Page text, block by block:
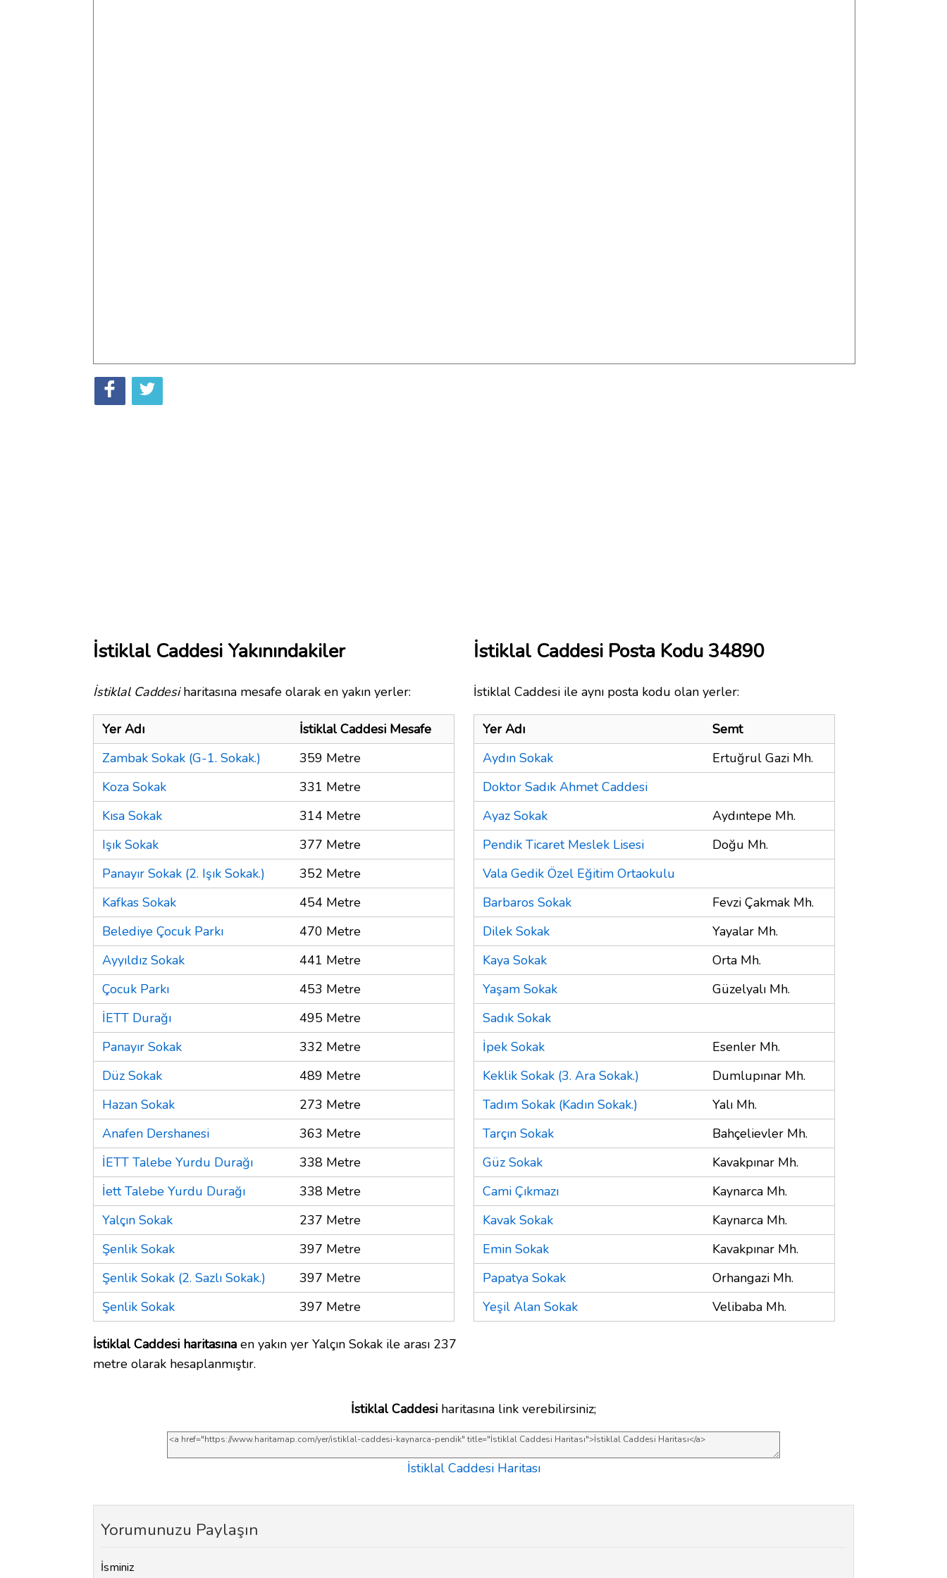
İstiklal Caddesi Yakınındakiler
İstiklal Caddesiharitasına mesafe olarak en yakın yerler:
Yer Adı
İstiklal Caddesi Mesafe
Zambak Sokak (G-1. Sokak.)
359 Metre
Koza Sokak
331 Metre
Kısa Sokak
314 Metre
Işık Sokak
377 Metre
Panayır Sokak (2. Işık Sokak.)
352 Metre
Kafkas Sokak
454 Metre
Belediye Çocuk Parkı
470 Metre
Ayyıldız Sokak
441 Metre
Çocuk Parkı
453 Metre
İETT Durağı
495 Metre
Panayır Sokak
332 Metre
Düz Sokak
489 Metre
Hazan Sokak
273 Metre
Anafen Dershanesi
363 Metre
İETT Talebe Yurdu Durağı
338 Metre
İett Talebe Yurdu Durağı
338 Metre
Yalçın Sokak
237 Metre
Şenlik Sokak
397 Metre
Şenlik Sokak (2. Sazlı Sokak.)
397 Metre
Şenlik Sokak
397 Metre
İstiklal Caddesi haritasına en yakın yer Yalçın Sokak ile arası 237
metre olarak hesaplanmıştır.
İstiklal Caddesi Posta Kodu 34890
İstiklal Caddesi ile aynı posta kodu olan yerler:
Yer Adı
Semt
Aydın Sokak
Ertuğrul Gazi Mh.
Doktor Sadık Ahmet Caddesi
Ayaz Sokak
Aydıntepe Mh.
Pendik Ticaret Meslek Lisesi
Doğu Mh.
Vala Gedik Özel Eğitim Ortaokulu
Barbaros Sokak
Fevzi Çakmak Mh.
Dilek Sokak
Yayalar Mh.
Kaya Sokak
Orta Mh.
Yaşam Sokak
Güzelyalı Mh.
Sadık Sokak
İpek Sokak
Esenler Mh.
Keklik Sokak (3. Ara Sokak.)
Dumlupınar Mh.
Tadım Sokak (Kadın Sokak.)
Yalı Mh.
Tarçın Sokak
Bahçelievler Mh.
Güz Sokak
Kavakpınar Mh.
Cami Çıkmazı
Kaynarca Mh.
Kavak Sokak
Kaynarca Mh.
Emin Sokak
Kavakpınar Mh.
Papatya Sokak
Orhangazi Mh.
Yeşil Alan Sokak
Velibaba Mh.
İstiklal Caddesi haritasına link verebilirsiniz;
İstiklal Caddesi Haritası
Yorumunuzu Paylaşın
İsminiz